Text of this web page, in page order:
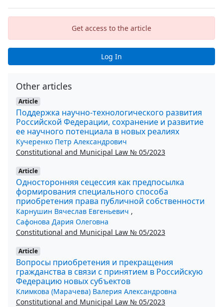
Get access to the article
Log In
Other articles
Article
Поддержка научно-технологического развития
Российской Федерации, сохранение и развитие
ее научного потенциала в новых реалиях
Кучеренко Петр Александрович
Constitutional and Municipal Law № 05/2023
Article
Односторонняя сецессия как предпосылка
формирования специального способа
приобретения права публичной собственности
Карнушин Вячеслав Евгеньевич ,
Сафонова Дария Олеговна
Constitutional and Municipal Law № 05/2023
Article
Вопросы приобретения и прекращения
гражданства в связи с принятием в Российскую
Федерацию новых субъектов
Климкова (Марачева) Валерия Александровна
Constitutional and Municipal Law № 05/2023